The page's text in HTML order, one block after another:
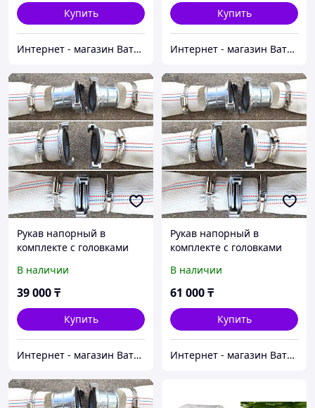
Купить
Интернет - магазин Ватцап
Купить
Интернет - магазин Ватцап
Рукав напорный в
комплекте с головками
длина 25 м
В наличии
39 000₸
Купить
Интернет - магазин Ватцап
Рукав напорный в
комплекте с головками
длина 50 м
В наличии
61 000₸
Купить
Интернет - магазин Ватцап